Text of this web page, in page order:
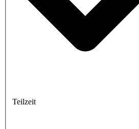
Teilzeit